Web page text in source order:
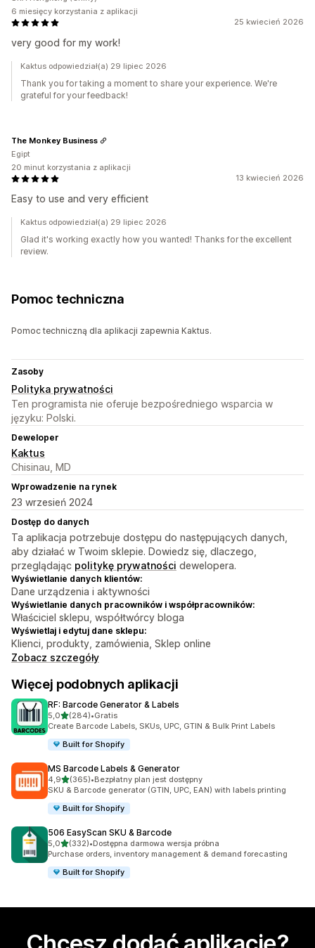
25 kwiecień 2026
very good for my work!
6 miesięcy korzystania z aplikacji
Kaktus odpowiedział(a) 29 lipiec 2026
Thank you for taking a moment to share your experience. We're
grateful for your feedback!
13 kwiecień 2026
Easy to use and very efficient
The Monkey Business
Egipt
20 minut korzystania z aplikacji
Kaktus odpowiedział(a) 29 lipiec 2026
Glad it's working exactly how you wanted! Thanks for the excellent
review.
Pomoc techniczna
Pomoc techniczną dla aplikacji zapewnia Kaktus.
Zasoby
Polityka prywatności
Ten programista nie oferuje bezpośredniego wsparcia w
języku: Polski.
Deweloper
Kaktus
Chisinau, MD
Wprowadzenie na rynek
23 wrzesień 2024
Dostęp do danych
Ta aplikacja potrzebuje dostępu do następujących danych,
aby działać w Twoim sklepie. Dowiedz się, dlaczego,
przeglądając politykę prywatności dewelopera.
Wyświetlanie danych klientów:
Dane urządzenia i aktywności
Wyświetlanie danych pracowników i współpracowników:
Właściciel sklepu, współtwórcy bloga
Wyświetlaj i edytuj dane sklepu:
Klienci, produkty, zamówienia, Sklep online
Zobacz szczegóły
Więcej podobnych aplikacji
RF: Barcode Generator & Labels
5,0na 5 gwiazdek
(284)
Łączna liczba recenzji: 284
•Gratis
Create Barcode Labels, SKUs, UPC, GTIN & Bulk Print Labels
Built for Shopify
MS Barcode Labels & Generator
4,9na 5 gwiazdek
(365)
Łączna liczba recenzji: 365
•Bezpłatny plan jest dostępny
SKU & Barcode generator (GTIN, UPC, EAN) with labels printing
Built for Shopify
506 EasyScan SKU & Barcode
5,0na 5 gwiazdek
(332)
Łączna liczba recenzji: 332
•Dostępna darmowa wersja próbna
Purchase orders, inventory management & demand forecasting
Built for Shopify